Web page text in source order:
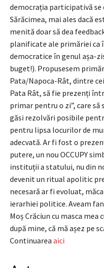
democrația participativă se
Sărăcimea, mai ales dacă
menită doar să dea
planificate ale primăriei ca
democratice în genul așa-
buget!). Propusesem
Pata/Napoca-Rât, dintre
Pata Rât, să fie prezenți
primar pentru o zi”, care
găsi rezolvări posibile
pentru lipsa locurilor de
adecvată. Ar fi fost o
putere, un nou OCCUPY
instituții a statului, nu din
devenit un ritual apolitic
necesară ar fi evoluat,
ierarhiei politice. Aveam
Moș Crăciun cu masca mea
după mine, că mă așez pe
Continuarea aici